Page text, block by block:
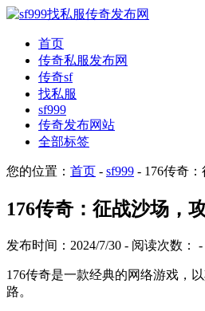
首页
传奇私服发布网
传奇sf
找私服
sf999
传奇发布网站
全部标签
您的位置： 首页 - sf999 - 176传奇
176传奇：征战沙场，
发布时间：2024/7/30 - 阅读次数： -
176传奇是一款经典的网络游戏，
路。